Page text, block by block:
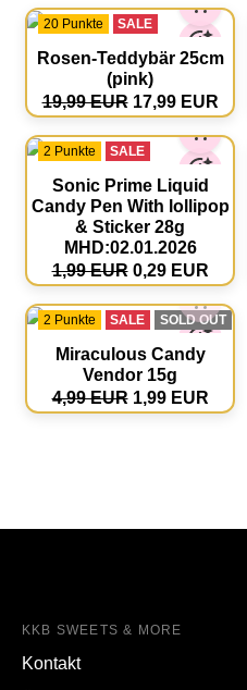
20 Punkte SALE
Rosen-Teddybär 25cm
(pink)
19,99 EUR 17,99 EUR
2 Punkte SALE
Sonic Prime Liquid
Candy Pen With lollipop
& Sticker 28g
MHD:02.01.2026
1,99 EUR 0,29 EUR
2 Punkte SALE SOLD OUT
Miraculous Candy
Vendor 15g
4,99 EUR 1,99 EUR
KKB SWEETS & MORE
Kontakt